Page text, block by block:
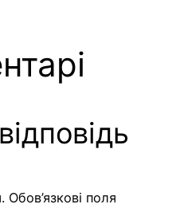
Обов’язкові поля